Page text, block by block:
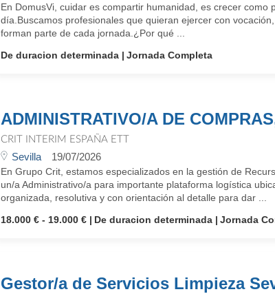
En DomusVi, cuidar es compartir humanidad, es crecer
día.Buscamos profesionales que quieran ejercer con
forman parte de cada jornada.¿Por qué ...
De duracion determinada
Jornada Completa
ADMINISTRATIVO/A DE
CRIT INTERIM ESPAÑA ETT
Sevilla 19/07/2026
En Grupo Crit, estamos especializados en la gestión de
un/a Administrativo/a para importante plataforma logística
organizada, resolutiva y con orientación al detalle para dar ...
18.000 € - 19.000 €
De duracion determinada Jornada
Gestor/a de Servicios Limpieza